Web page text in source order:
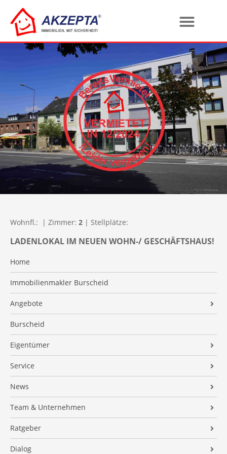
LADENLOKAL IM NEUEN WOHN-/ GESCHÄFTSHAUS!
Home
Immobilienmakler Burscheid
Angebote
Alle Kaufimmobilien
Alle Kaufimmobilien (GU)
Alle Mietimmobilien
Neubauprojekte
Burscheid
Eigentümer
Für Verkäufer – Unsere Garantie
Für Verkäufer – Unsere Serviceleistungen
Marktwert ermitteln
Für Vermieter
Immobilien-Verrentung
Immo:Sprechstunde
Service
Finanzierung
Finanzierungsrechner
Altersvorsorge
Interessenten
News
Marktbericht
Team & Unternehmen
Team
Leitsätze
Ratgeber
Wohnen im Alter
Dialog
Wohnfl.: | Zimmer: 2 | Stellplätze: